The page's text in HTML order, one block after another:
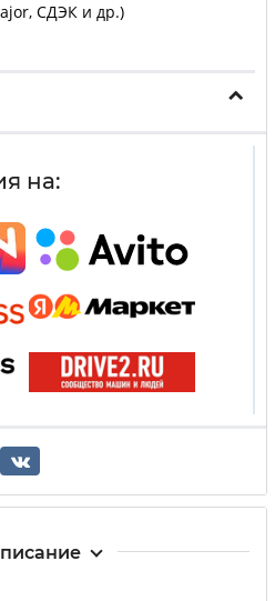
СДЭК и др.)
на: